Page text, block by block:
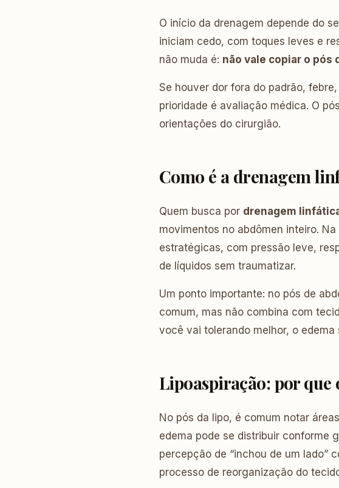
O início da drenagem depende do
iniciam cedo, com toques leves e
não muda é: não vale copiar o pós
Se houver dor fora do padrão,
prioridade é avaliação médica. O
orientações do cirurgião.
Como é a drenagem
Quem busca por drenagem
movimentos no abdômen inteiro.
estratégicas, com pressão leve,
de líquidos sem traumatizar.
Um ponto importante: no pós de
comum, mas não combina com
você vai tolerando melhor, o
Lipoaspiração: por
No pós da lipo, é comum notar
edema pode se distribuir conforme
percepção de “inchou de um lado”
processo de reorganização do